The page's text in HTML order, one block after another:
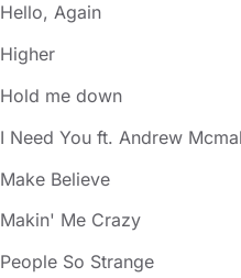
Hello, Again
Higher
Hold me down
I Need You ft. Andrew
Make Believe
Makin' Me Crazy
People So Strange